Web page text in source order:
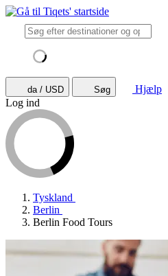
da / USD Søg
Hjælp
Log ind
Tyskland
Berlin
Berlin Food Tours